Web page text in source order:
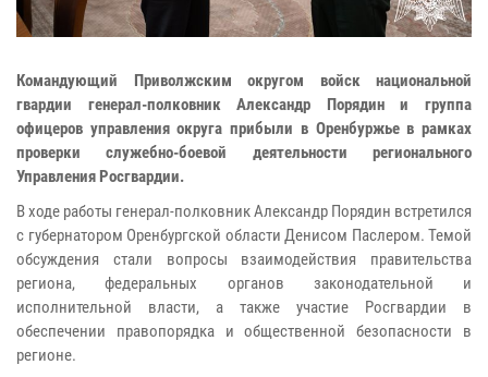
Командующий Приволжским округом войск национальной
гвардии генерал-полковник Александр Порядин и группа
офицеров управления округа прибыли в Оренбуржье в рамках
проверки служебно-боевой деятельности регионального
Управления Росгвардии.
В ходе работы генерал-полковник Александр Порядин встретился
с губернатором Оренбургской области Денисом Паслером. Темой
обсуждения стали вопросы взаимодействия правительства
региона, федеральных органов законодательной и
исполнительной власти, а также участие Росгвардии в
обеспечении правопорядка и общественной безопасности в
регионе.